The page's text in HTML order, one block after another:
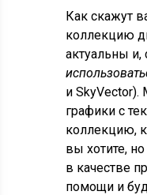
Как скажут
коллекцию
актуальны и,
и
графики с
коллекцию,
вы хотите,
в качестве
помощи и